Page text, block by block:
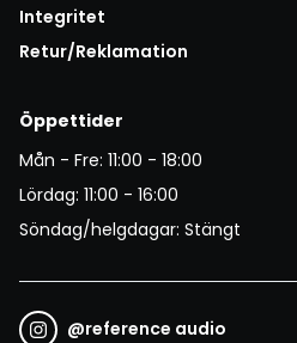
Integritet
Retur/Reklamation
Öppettider
Mån - Fre: 11:00 - 18:00
Lördag: 11:00 - 16:00
Söndag/helgdagar: Stängt
@reference audio